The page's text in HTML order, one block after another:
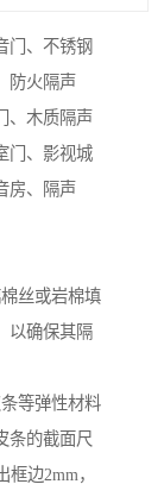
门、不锈钢
防火隔声
、木质隔声
门、影视城
房、隔声
丝或岩棉填
以确保其隔
等弹性材料
条的截面尺
边2mm，